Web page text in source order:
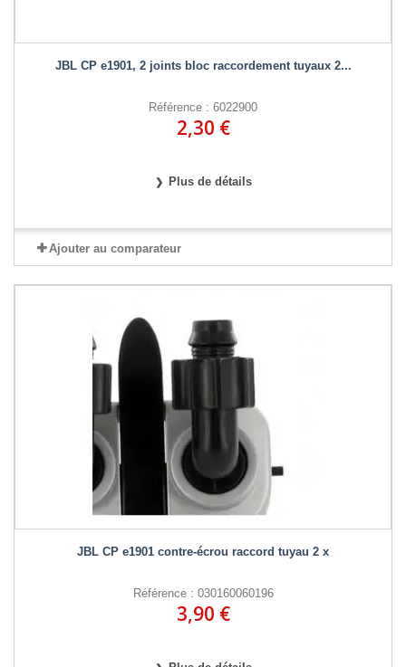
JBL CP e1901, 2 joints bloc raccordement tuyaux 2...
Référence : 6022900
2,30 €
Plus de détails
Ajouter au comparateur
JBL CP e1901 contre-écrou raccord tuyau 2 x
Référence : 030160060196
3,90 €